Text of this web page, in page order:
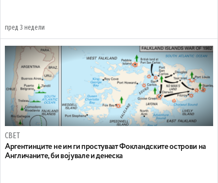
пред 3 недели
СВЕТ
Аргентинците не им ги простуваат Фокландските острови на
Англичаните, би војувале и денеска